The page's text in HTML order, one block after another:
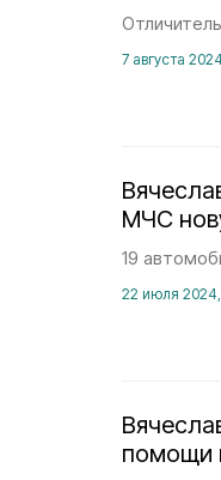
7 августа
МЧС
19
22 июля 2024,
помощи